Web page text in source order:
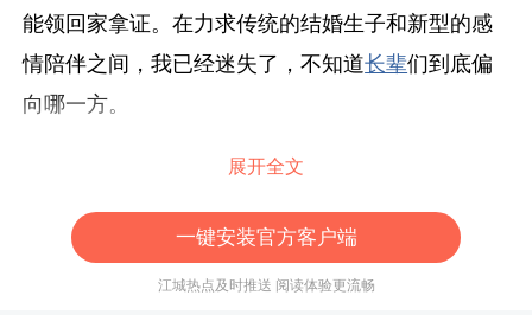
能领回家拿证。在力求传统的结婚生子和新型的感
情陪伴之间，我已经迷失了，不知道长辈们到底偏
向哪一方。
要说对相亲抗拒吧，其实内心里想的何尝不试试
看。要说是迎合的，其实我很明白抗拒依然有很高
的话语权。
展开全文
一键安装官方客户端
江城热点及时推送 阅读体验更流畅